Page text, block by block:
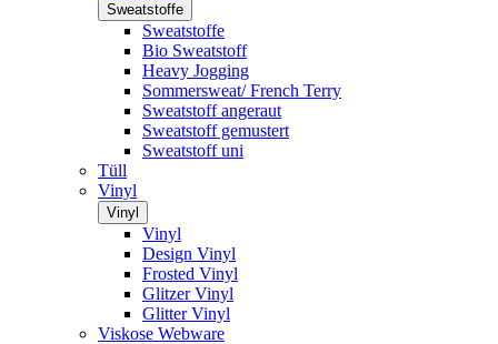
Sweatstoffe
Sweatstoffe
Bio Sweatstoff
Heavy Jogging
Sommersweat/ French Terry
Sweatstoff angeraut
Sweatstoff gemustert
Sweatstoff uni
Tüll
Vinyl
Vinyl
Vinyl
Design Vinyl
Frosted Vinyl
Glitzer Vinyl
Glitter Vinyl
Viskose Webware